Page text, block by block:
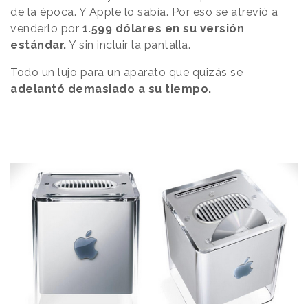
de la época. Y Apple lo sabía. Por eso se atrevió a
venderlo por 1.599 dólares en su versión
estándar. Y sin incluir la pantalla.
Todo un lujo para un aparato que quizás se
adelantó demasiado a su tiempo.